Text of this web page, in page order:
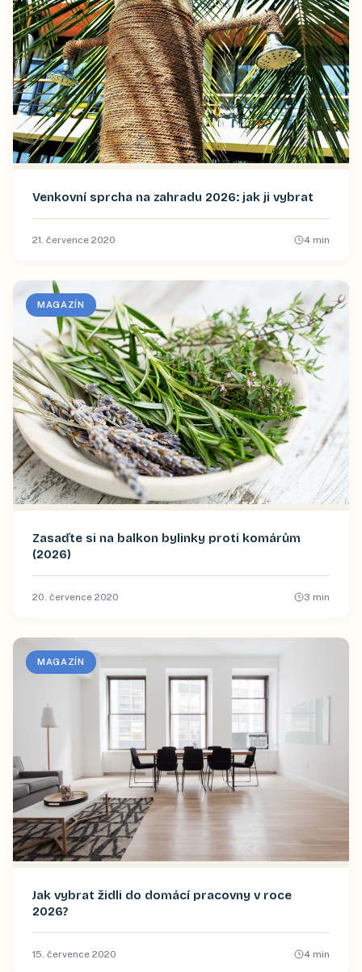
Venkovní sprcha na zahradu 2026: jak ji vybrat
21. července 2020 4 min
MAGAZÍN
Zasaďte si na balkon bylinky proti komárům
(2026)
20. července 2020 3 min
MAGAZÍN
Jak vybrat židli do domácí pracovny v roce
2026?
15. července 2020 4 min